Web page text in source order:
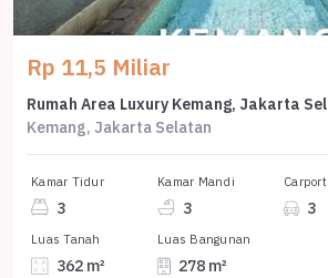
Rp 11,5 Miliar
Kemang, Jakarta Selatan
Kamar Tidur
3
Kamar Mandi
3
Carport
3
Luas Tanah
362 m²
Luas Bangunan
278 m²